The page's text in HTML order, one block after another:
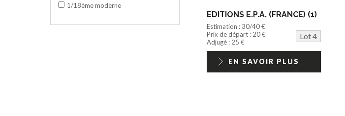
1/18ème moderne
EDITIONS E.P.A. (FRANCE) (1)
Estimation : 30/40 €
Prix de départ : 20 €
Lot 4
Adjugé : 25 €
EN SAVOIR PLUS